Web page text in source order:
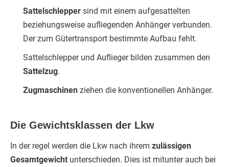
Sattelschlepper sind mit einem aufgesattelten
beziehungsweise aufliegenden Anhänger verbunden.
Der zum Gütertransport bestimmte Aufbau fehlt.
Sattelschlepper und Auflieger bilden zusammen den
Sattelzug.
Zugmaschinen ziehen die konventionellen Anhänger.
Die Gewichtsklassen der Lkw
In der regel werden die Lkw nach ihrem zulässigen
Gesamtgewicht unterschieden. Dies ist mitunter auch bei